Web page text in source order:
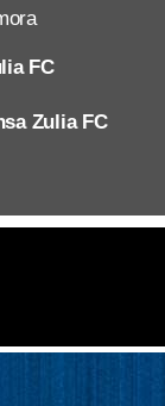
FC
Zulia FC